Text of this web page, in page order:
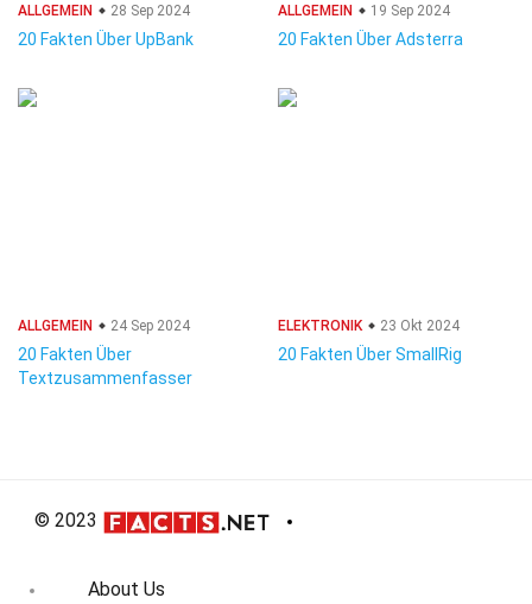
ALLGEMEIN 28 Sep 2024
20 Fakten Über UpBank
ALLGEMEIN 19 Sep 2024
20 Fakten Über Adsterra
ALLGEMEIN 24 Sep 2024
20 Fakten Über
Textzusammenfasser
ELEKTRONIK 23 Okt 2024
20 Fakten Über SmallRig
© 2023
About Us